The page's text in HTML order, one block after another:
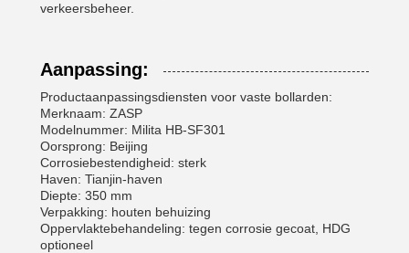
verkeersbeheer.
Aanpassing:
Productaanpassingsdiensten voor vaste bollarden:
Merknaam: ZASP
Modelnummer: Milita HB-SF301
Oorsprong: Beijing
Corrosiebestendigheid: sterk
Haven: Tianjin-haven
Diepte: 350 mm
Verpakking: houten behuizing
Oppervlaktebehandeling: tegen corrosie gecoat, HDG
optioneel